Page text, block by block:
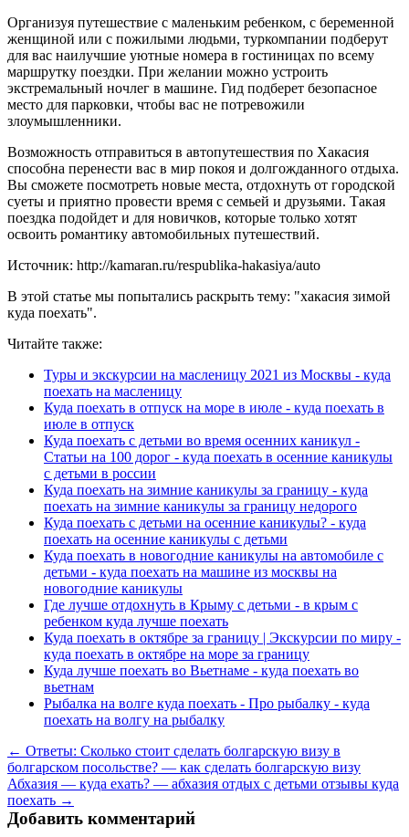
Организуя путешествие с маленьким ребенком, с беременной
женщиной или с пожилыми людьми, туркомпании подберут
для вас наилучшие уютные номера в гостиницах по всему
маршрутку поездки. При желании можно устроить
экстремальный ночлег в машине. Гид подберет безопасное
место для парковки, чтобы вас не потревожили
злоумышленники.
Возможность отправиться в автопутешествия по Хакасия
способна перенести вас в мир покоя и долгожданного отдыха.
Вы сможете посмотреть новые места, отдохнуть от городской
суеты и приятно провести время с семьей и друзьями. Такая
поездка подойдет и для новичков, которые только хотят
освоить романтику автомобильных путешествий.
Источник: http://kamaran.ru/respublika-hakasiya/auto
В этой статье мы попытались раскрыть тему: "хакасия зимой
куда поехать".
Читайте также:
Туры и экскурсии на масленицу 2021 из Москвы - куда
поехать на масленицу
Куда поехать в отпуск на море в июле - куда поехать в
июле в отпуск
Куда поехать с детьми во время осенних каникул -
Статьи на 100 дорог - куда поехать в осенние каникулы
с детьми в россии
Куда поехать на зимние каникулы за границу - куда
поехать на зимние каникулы за границу недорого
Куда поехать с детьми на осенние каникулы? - куда
поехать на осенние каникулы с детьми
Куда поехать в новогодние каникулы на автомобиле с
детьми - куда поехать на машине из москвы на
новогодние каникулы
Где лучше отдохнуть в Крыму с детьми - в крым с
ребенком куда лучше поехать
Куда поехать в октябре за границу | Экскурсии по миру -
куда поехать в октябре на море за границу
Куда лучше поехать во Вьетнаме - куда поехать во
вьетнам
Рыбалка на волге куда поехать - Про рыбалку - куда
поехать на волгу на рыбалку
← Ответы: Сколько стоит сделать болгарскую визу в
болгарском посольстве? — как сделать болгарскую визу
Абхазия — куда ехать? — абхазия отдых с детьми отзывы куда
поехать →
Добавить комментарий